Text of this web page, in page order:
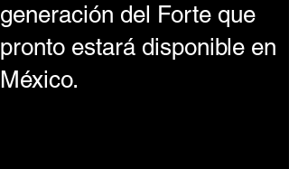
generación del Forte que
pronto estará disponible en
México.